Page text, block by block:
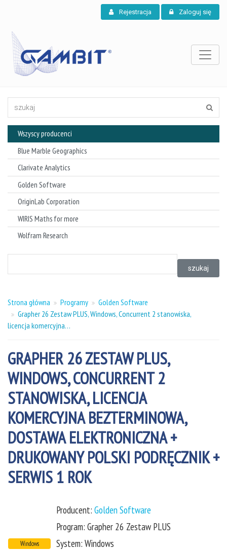
Rejestracja Zaloguj się
Wszyscy producenci
Blue Marble Geographics
Clarivate Analytics
Golden Software
OriginLab Corporation
WIRIS Maths for more
Wolfram Research
szukaj
Strona główna Programy
Golden Software
Grapher 26 Zestaw PLUS, Windows, Concurrent 2 stanowiska,
licencja komercyjna…
GRAPHER 26 ZESTAW PLUS,
WINDOWS, CONCURRENT 2
STANOWISKA, LICENCJA
KOMERCYJNA BEZTERMINOWA,
DOSTAWA ELEKTRONICZNA +
DRUKOWANY POLSKI PODRĘCZNIK +
SERWIS 1 ROK
Producent: Golden Software
Program: Grapher 26 Zestaw PLUS
Windows System: Windows